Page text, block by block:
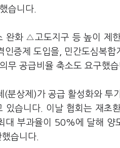
습니다.
완화 △고도지구 등 높이 제
증제 도입을, 민간도심복합
공급비율 축소도 요구했습
분상제)가 공급 활성화와 투
습니다. 이날 협회는 재초
대 부과율이 50%에 달해 양
습니다.